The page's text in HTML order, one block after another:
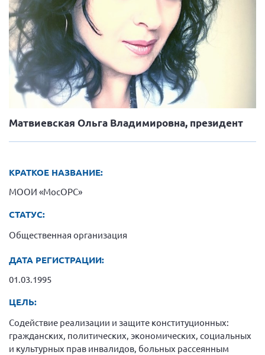
Вице-президент Валюх М.В.
Вице-президент Чернова А.В.
Вице-президент Цикорин И.В.
Вице-президент Груба Л.В.
Главный бухгалтер Жаворонкова Г.М.
Конференция ОООИБРС 2026
Конференция ОООИБРС 2025
Конференция ОООИБРС 2023
Конференция ОООИБРС 2022
Конференция ОООИБРС 2021
Конференция ВСЭ 2021
Документы съездов
Второй съезд
Третий съезд
Четвертый съезд
КРАТКОЕ НАЗВАНИЕ:
МООИ «МосОРС»
СТАТУС:
Общественная организация
ДАТА РЕГИСТРАЦИИ:
01.03.1995
ЦЕЛЬ:
Содействие реализации и защите конституционных:
гражданских, политических, экономических, социальных
и культурных прав инвалидов, больных рассеянным
Матвиевская Ольга Владимировна, президент